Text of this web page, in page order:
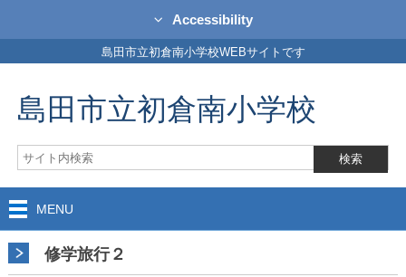
Accessibility
島田市立初倉南小学校WEBサイトです
島田市立初倉南小学校
MENU
修学旅行２